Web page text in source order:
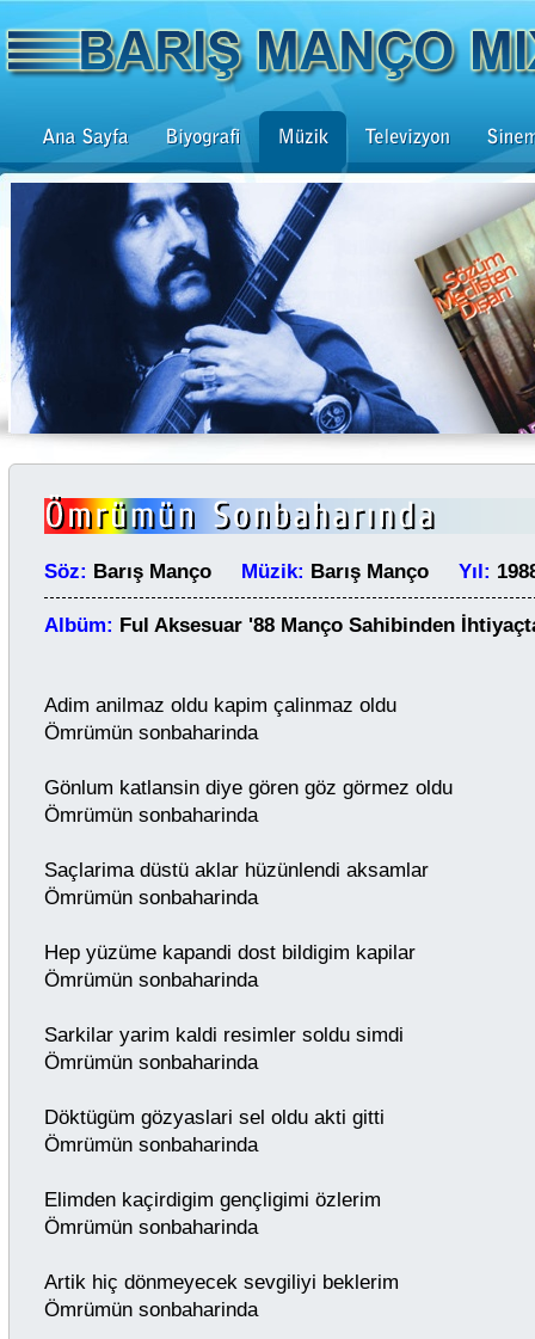
Söz: Barış Manço Müzik: Barış Manço Yıl:
Albüm: Ful Aksesuar '88 Manço Sahibinden
Adim anilmaz oldu kapim çalinmaz oldu
Ömrümün sonbaharinda
Gönlum katlansin diye gören göz görmez oldu
Ömrümün sonbaharinda
Saçlarima düstü aklar hüzünlendi aksamlar
Ömrümün sonbaharinda
Hep yüzüme kapandi dost bildigim kapilar
Ömrümün sonbaharinda
Sarkilar yarim kaldi resimler soldu simdi
Ömrümün sonbaharinda
Döktügüm gözyaslari sel oldu akti gitti
Ömrümün sonbaharinda
Elimden kaçirdigim gençligimi özlerim
Ömrümün sonbaharinda
Artik hiç dönmeyecek sevgiliyi beklerim
Ömrümün sonbaharinda